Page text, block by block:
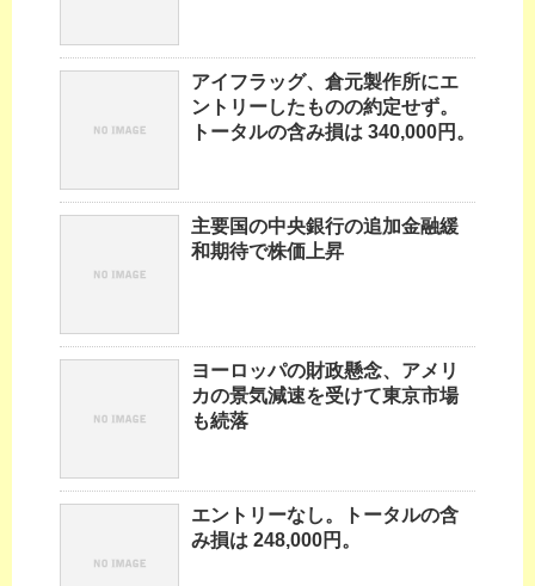
アイフラッグ、倉元製作所にエ
ントリーしたものの約定せず。
トータルの含み損は 340,000円。
主要国の中央銀行の追加金融緩
和期待で株価上昇
ヨーロッパの財政懸念、アメリ
カの景気減速を受けて東京市場
も続落
エントリーなし。トータルの含
み損は 248,000円。